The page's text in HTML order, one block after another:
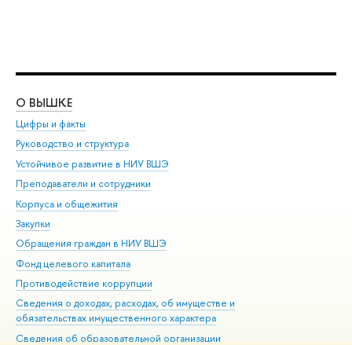
О ВЫШКЕ
Цифры и факты
Руководство и структура
Устойчивое развитие в НИУ ВШЭ
Преподаватели и сотрудники
Корпуса и общежития
Закупки
Обращения граждан в НИУ ВШЭ
Фонд целевого капитала
Противодействие коррупции
Сведения о доходах, расходах, об имуществе и
обязательствах имущественного характера
Сведения об образовательной организации